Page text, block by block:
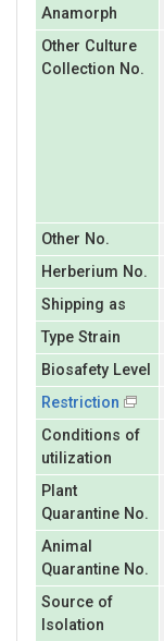
Anamorph
Other Culture
Collection No.
Other No.
Herberium No.
Shipping as
Type Strain
Biosafety Level
Restriction
Conditions of
utilization
Plant
Quarantine No.
Animal
Quarantine No.
Source of
Isolation